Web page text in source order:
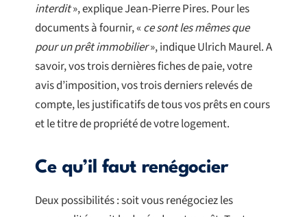
interdit», explique Jean-Pierre Pires. Pour les
documents à fournir, «ce sont les mêmes que
pour un prêt immobilier», indique Ulrich Maurel. A
savoir, vos trois dernières fiches de paie, votre
avis d’imposition, vos trois derniers relevés de
compte, les justificatifs de tous vos prêts en cours
et le titre de propriété de votre logement.
Ce qu’il faut renégocier
Deux possibilités : soit vous renégociez les